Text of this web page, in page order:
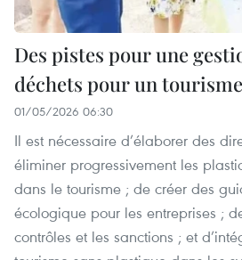
Des pistes pour une
déchets pour un
01/05/2026 06:30
Il est nécessaire d’élaborer des
éliminer progressivement les
dans le tourisme ; de créer des
écologique pour les entreprises ;
contrôles et les sanctions ; et